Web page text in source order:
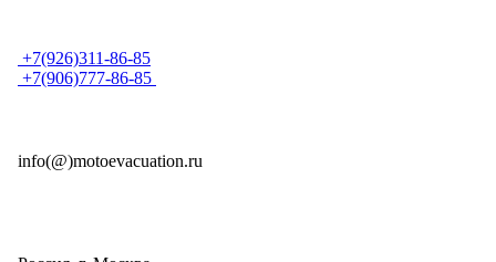
+7(926)311-86-85
+7(906)777-86-85
info(@)motoevacuation.ru